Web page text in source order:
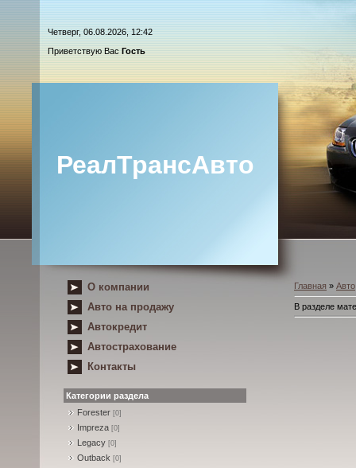
Четверг, 06.08.2026, 12:42
Приветствую Вас Гость
РеалТрансАвто
О компании
Авто на продажу
Автокредит
Автострахование
Контакты
Категории раздела
Forester [0]
Impreza [0]
Legacy [0]
Outback [0]
Главная » Авто
В разделе